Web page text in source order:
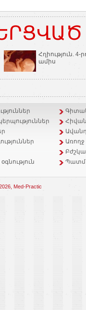
Հղիություն. 4-
ամիս
Med-Practic